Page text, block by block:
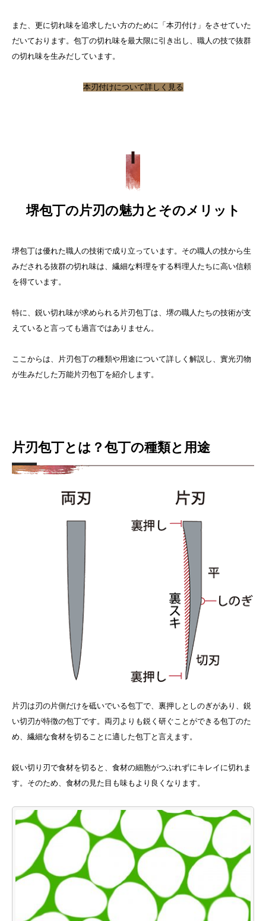
また、更に切れ味を追求したい方のために「本刃付け」をさせていた
だいております。包丁の切れ味を最大限に引き出し、職人の技で抜群
の切れ味を生みだしています。
本刃付けについて詳しく見る
堺包丁の片刃の魅力とそのメリット
堺包丁は優れた職人の技術で成り立っています。その職人の技から生
みだされる抜群の切れ味は、繊細な料理をする料理人たちに高い信頼
を得ています。
特に、鋭い切れ味が求められる片刃包丁は、堺の職人たちの技術が支
えていると言っても過言ではありません。
ここからは、片刃包丁の種類や用途について詳しく解説し、實光刃物
が生みだした万能片刃包丁を紹介します。
片刃包丁とは？包丁の種類と用途
片刃は刃の片側だけを砥いでいる包丁で、裏押しとしのぎがあり、鋭
い切刃が特徴の包丁です。両刃よりも鋭く研ぐことができる包丁のた
め、繊細な食材を切ることに適した包丁と言えます。
鋭い切り刃で食材を切ると、食材の細胞がつぶれずにキレイに切れま
す。そのため、食材の見た目も味もより良くなります。